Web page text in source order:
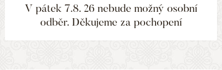
V pátek 7.8. 26 nebude možný osobní
odběr. Děkujeme za pochopení